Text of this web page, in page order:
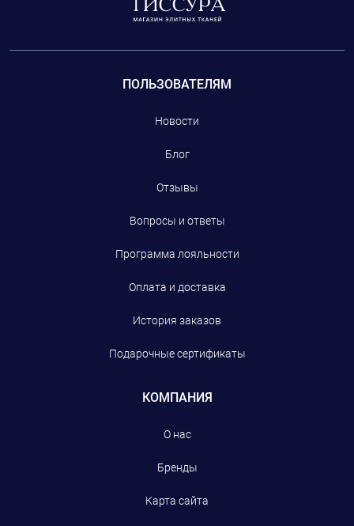
ПОЛЬЗОВАТЕЛЯМ
Новости
Блог
Отзывы
Вопросы и ответы
Программа лояльности
Оплата и доставка
История заказов
Подарочные сертификаты
КОМПАНИЯ
О нас
Бренды
Карта сайта